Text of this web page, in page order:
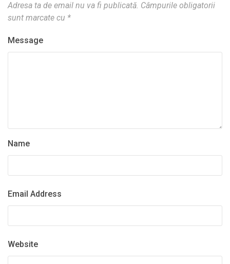
Adresa ta de email nu va fi publicată. Câmpurile obligatorii
sunt marcate cu *
Message
Name
Email Address
Website